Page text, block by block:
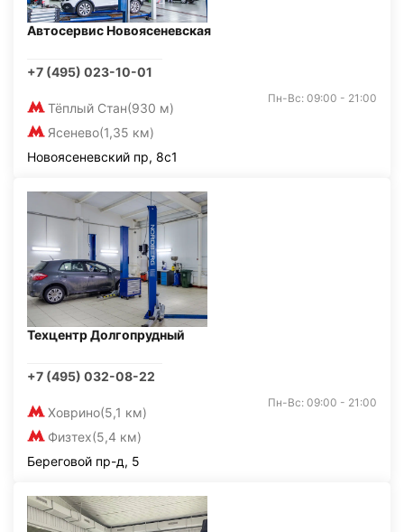
Автосервис Новоясеневская
+7 (495) 023-10-01
Тёплый Стан(930 м)
Ясенево(1,35 км)
Пн-Вс: 09:00 - 21:00
Новоясеневский пр, 8с1
Техцентр Долгопрудный
+7 (495) 032-08-22
Ховрино(5,1 км)
Физтех(5,4 км)
Пн-Вс: 09:00 - 21:00
Береговой пр-д, 5